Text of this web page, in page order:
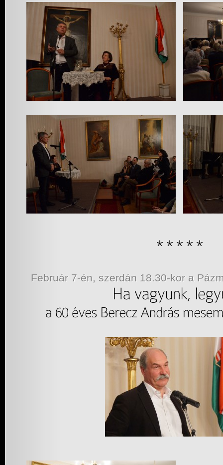
Február 7-én, szerdán 18.30-kor a